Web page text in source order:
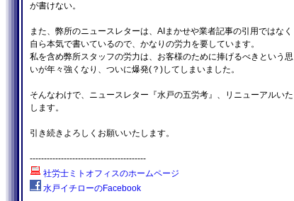
が書けない。
また、弊所のニュースレターは、AIまかせや業者記事の引用ではなく
自ら本気で書いているので、かなりの労力を要しています。
私を含め弊所スタッフの労力は、お客様のために捧げるべきという思
いが年々強くなり、ついに爆発(？)してしまいました。
そんなわけで、ニュースレター『水戸の五労考』、リニューアルいた
します。
引き続きよろしくお願いいたします。
-----------------------------------------
社労士ミトオフィスのホームページ
水戸イチローのFacebook